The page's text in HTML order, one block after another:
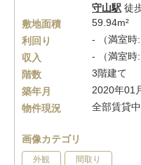
守山駅 徒
敷地面積
59.94m²
利回り
- （満室時:
収入
- （満室時:
階数
3階建て
築年月
2020年01
物件現況
全部賃貸中
画像カテゴリ
外観 間取り